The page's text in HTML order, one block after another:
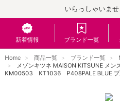
いらっしゃいま
新着情報 ブランド一覧
Home 商品一覧 ブランド一覧
メゾンキツネ MAISON KITSUNE メ
KM00503 KT1036 P408PALE BLUE